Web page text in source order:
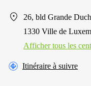
26, bld Grande
1330 Ville de
Afficher tous les
Itinéraire à suivre